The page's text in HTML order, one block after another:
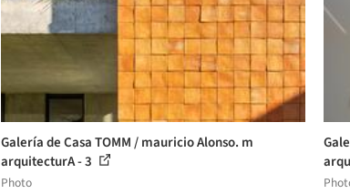
Galería de Casa TOMM / mauricio Alonso. m
arquitecturA - 3
Photo